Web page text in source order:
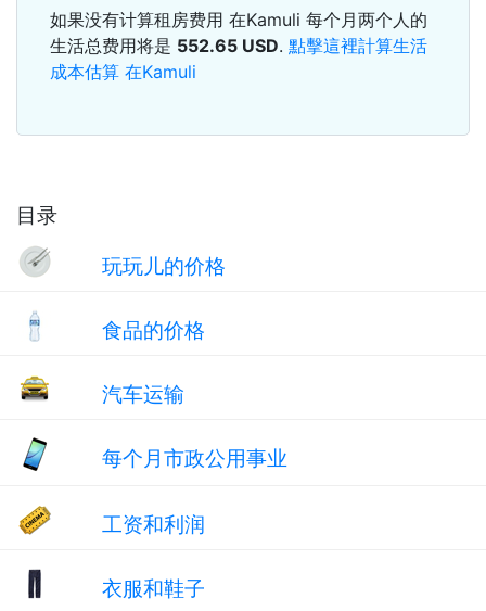
目录
玩玩儿的价格
食品的价格
汽车运输
每个月市政公用事业
工资和利润
衣服和鞋子
如果没有计算租房费用 在Kamuli 每个月两个人的
生活总费用将是 552.65 USD. 點擊這裡計算生活
成本估算 在Kamuli